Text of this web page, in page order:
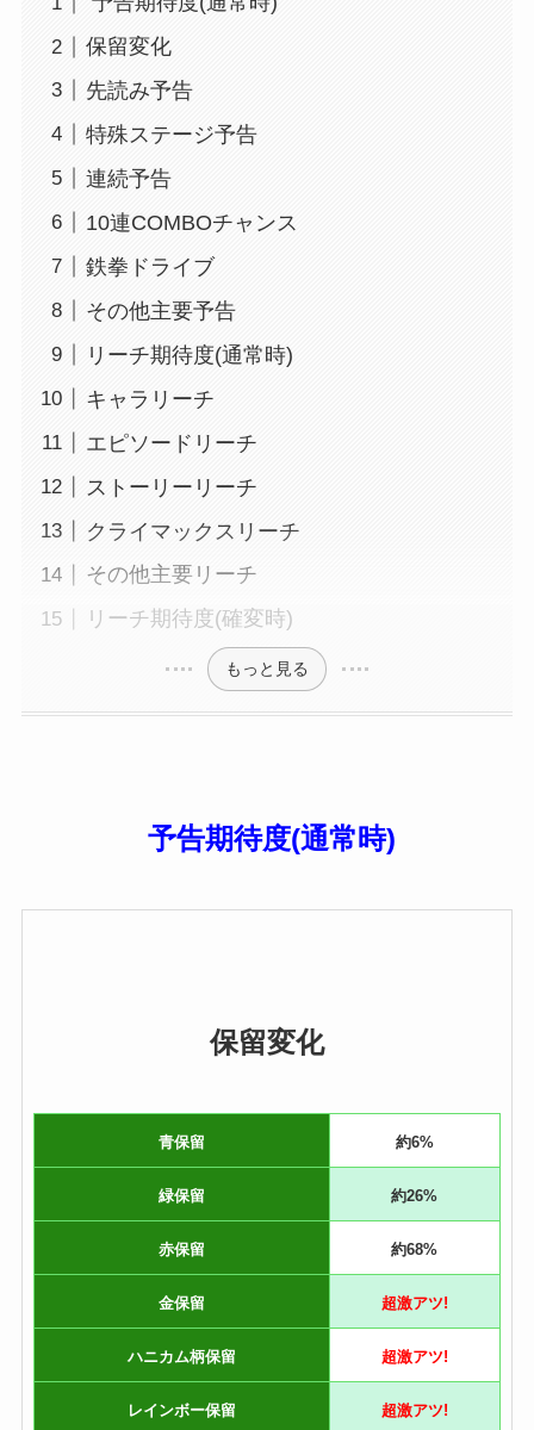
保留変化
先読み予告
特殊ステージ予告
連続予告
10連COMBOチャンス
鉄拳ドライブ
その他主要予告
リーチ期待度(通常時)
キャラリーチ
エピソードリーチ
ストーリーリーチ
クライマックスリーチ
その他主要リーチ
リーチ期待度(確変時)
もっと見る
予告期待度(通常時)
保留変化
青保留 約6%
緑保留 約26%
赤保留 約68%
金保留 超激アツ!
ハニカム柄保留 超激アツ!
レインボー保留 超激アツ!